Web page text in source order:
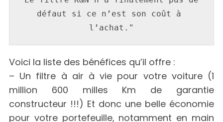
défaut si ce n’est son coût à
l’achat."
Voici la liste des bénéfices qu’il offre :
– Un filtre à air à vie pour votre voiture (1
million 600 milles Km de garantie
constructeur !!!) Et donc une belle économie
pour votre portefeuille, notamment en main